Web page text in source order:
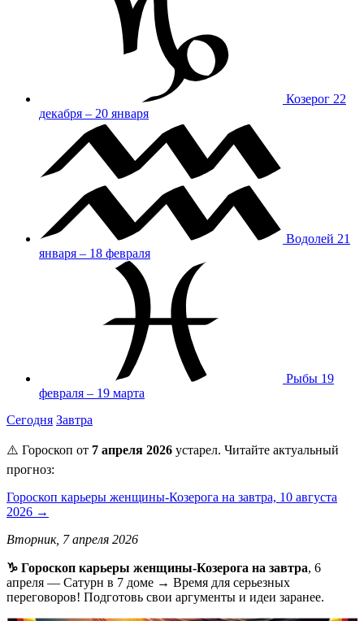
Козерог 22
декабря – 20 января
Водолей 21
января – 18 февраля
Рыбы 19
февраля – 19 марта
Сегодня Завтра
⚠️ Гороскоп от 7 апреля 2026 устарел. Читайте актуальный
прогноз:
Гороскоп карьеры женщины-Козерога на завтра, 10 августа
2026 →
Вторник, 7 апреля 2026
♑️ Гороскоп карьеры женщины-Козерога на завтра, 6
апреля — Сатурн в 7 доме → Время для серьезных
переговоров! Подготовь свои аргументы и идеи заранее.